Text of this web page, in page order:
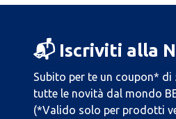
📬 Iscriviti alla
Subito per te un coupon* di
tutte le novità dal mondo
(*Valido solo per prodotti